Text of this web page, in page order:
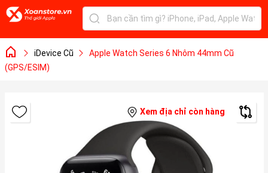
iDevice Cũ
Apple Watch Series 6 Nhôm 44mm Cũ
(GPS/ESIM)
Xem địa chỉ còn hàng